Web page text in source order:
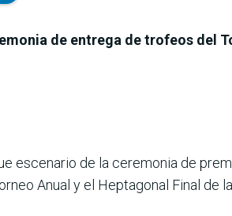
de entrega de trofeos del
escenario de la ceremonia de
Anual y el Heptagonal Final de